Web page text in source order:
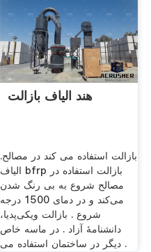
هند الیاف بازالت
بازالت استفاده می کند در مصالح.
الیاف bfrp بازالت استفاده در
مصالح شروع به بی رنگ شدن
می‌کند و در دمای 1500 درجه
شروع . بازالت ویکی‌پدیا،
دانشنامهٔ آزاد . در ماسه خاص
دیگر در ساختمان استفاده می .